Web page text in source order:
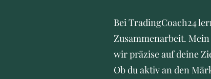
Bei TradingCoach24
Zusammenarbeit.
wir präzise auf deine
Ob du aktiv an den